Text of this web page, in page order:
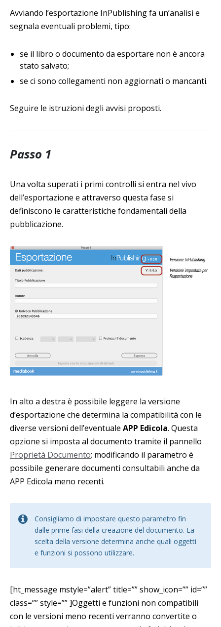
Avviando l’esportazione InPublishing fa un’analisi e
segnala eventuali problemi, tipo:
se il libro o documento da esportare non è ancora
stato salvato;
se ci sono collegamenti non aggiornati o mancanti.
Seguire le istruzioni degli avvisi proposti.
Passo 1
Una volta superati i primi controlli si entra nel vivo
dell’esportazione e attraverso questa fase si
definiscono le caratteristiche fondamentali della
pubblicazione.
In alto a destra è possibile leggere la versione
d’esportazione che determina la compatibilità con le
diverse versioni dell’eventuale APP Edicola. Questa
opzione si imposta al documento tramite il pannello
Proprietà Documento; modificando il parametro è
possibile generare documenti consultabili anche da
APP Edicola meno recenti.
Consigliamo di impostare questo parametro fin
dalle prime fasi della creazione del documento. La
scelta della versione determina anche quali oggetti
e funzioni si possono utilizzare.
[ht_message mstyle=”alert” title=”” show_icon=”” id=””
class=”” style=”” ]Oggetti e funzioni non compatibili
con le versioni meno recenti verranno convertite o